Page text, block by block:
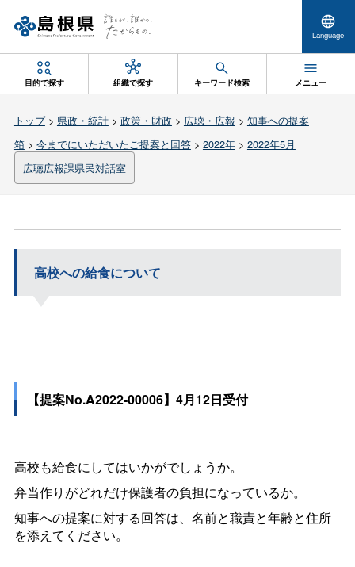
Language
目的で探す 組織で探す キーワード検索 メニュー
トップ> 県政・統計> 政策・財政 > 広聴・広報 > 知事への提案
箱> 今までにいただいたご提案と回答> 2022年> 2022年5月
広聴広報課県民対話室
高校への給食について
【提案No.A2022-00006】4月12日受付
高校も給食にしてはいかがでしょうか。
弁当作りがどれだけ保護者の負担になっているか。
知事への提案に対する回答は、名前と職責と年齢と住所
を添えてください。